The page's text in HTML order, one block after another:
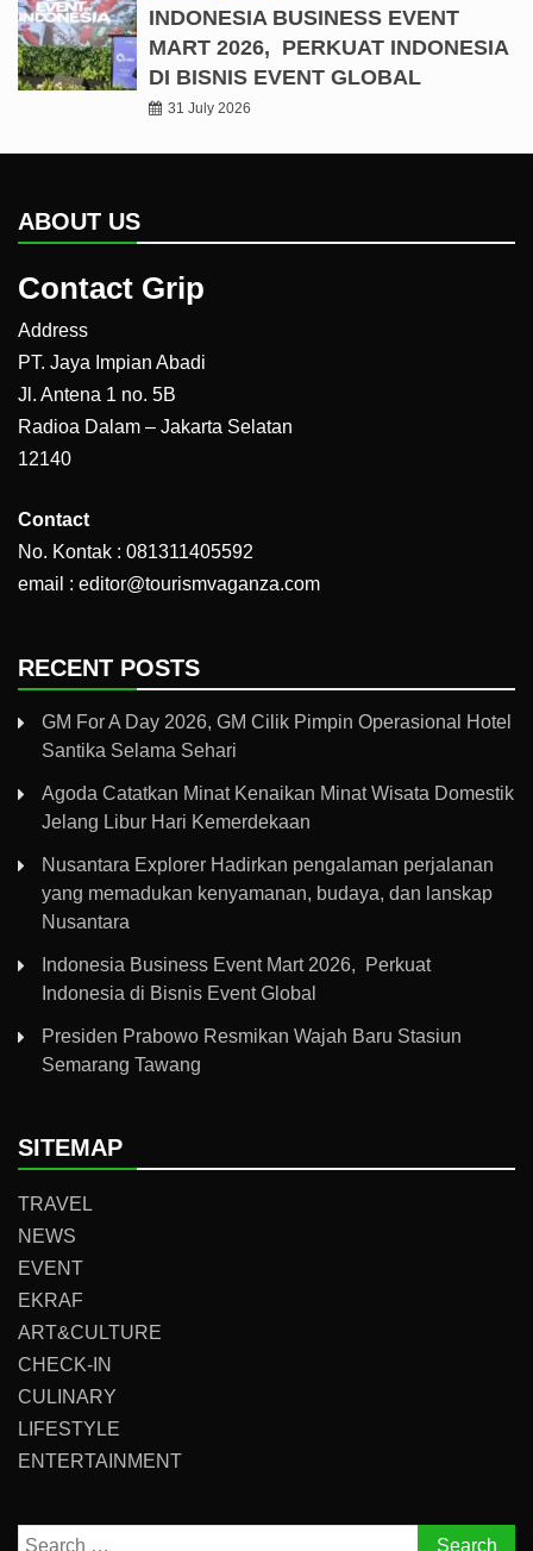
INDONESIA BUSINESS EVENT
MART 2026, PERKUAT INDONESIA
DI BISNIS EVENT GLOBAL
31 July 2026
ABOUT US
Contact Grip
Address
PT. Jaya Impian Abadi
Jl. Antena 1 no. 5B
Radioa Dalam – Jakarta Selatan
12140
Contact
No. Kontak : 081311405592
email : editor@tourismvaganza.com
RECENT POSTS
GM For A Day 2026, GM Cilik Pimpin Operasional Hotel
Santika Selama Sehari
Agoda Catatkan Minat Kenaikan Minat Wisata Domestik
Jelang Libur Hari Kemerdekaan
Nusantara Explorer Hadirkan pengalaman perjalanan
yang memadukan kenyamanan, budaya, dan lanskap
Nusantara
Indonesia Business Event Mart 2026, Perkuat
Indonesia di Bisnis Event Global
Presiden Prabowo Resmikan Wajah Baru Stasiun
Semarang Tawang
SITEMAP
TRAVEL
NEWS
EVENT
EKRAF
ART&CULTURE
CHECK-IN
CULINARY
LIFESTYLE
ENTERTAINMENT
Search